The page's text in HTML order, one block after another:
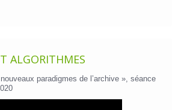
ALGORITHMES
paradigmes de l’archive », séance